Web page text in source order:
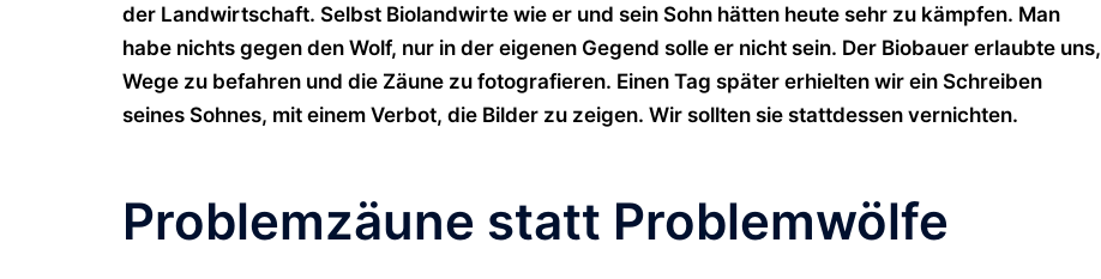
der Landwirtschaft. Selbst Biolandwirte wie er und sein Sohn hätten heute sehr zu kämpfen. Man
habe nichts gegen den Wolf, nur in der eigenen Gegend solle er nicht sein. Der Biobauer erlaubte uns,
Wege zu befahren und die Zäune zu fotografieren. Einen Tag später erhielten wir ein Schreiben
seines Sohnes, mit einem Verbot, die Bilder zu zeigen. Wir sollten sie stattdessen vernichten.
Problemzäune statt Problemwölfe